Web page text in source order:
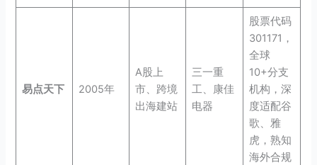
易点天下 2005年
A股上
市、跨境
出海建站
三一重
工、康佳
电器
股票代码
301171，
全球
10+分支
机构，深
度适配谷
歌、雅
虎，熟知
海外合规